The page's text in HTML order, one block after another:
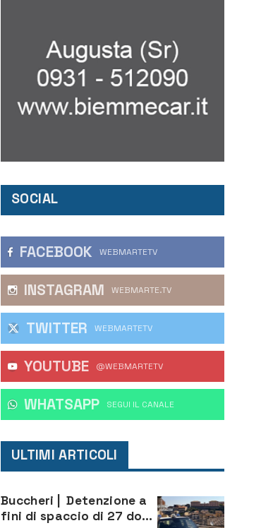
SOCIAL
FACEBOOK WEBMARTETV
INSTAGRAM WEBMARTE.TV
TWITTER WEBMARTETV
YOUTUBE @WEBMARTETV
WHATSAPP ‎SEGUI IL CANALE
ULTIMI ARTICOLI
Buccheri | Detenzione a
fini di spaccio di 27 dosi